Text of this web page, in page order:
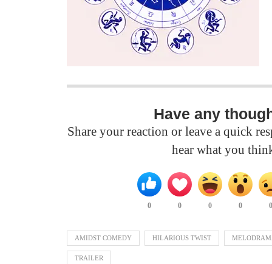
Have any
Share your reaction or leave a quick
hear what you
0 0 0 0
AMIDST COMEDY HILARIOUS TWIST
TRAILER